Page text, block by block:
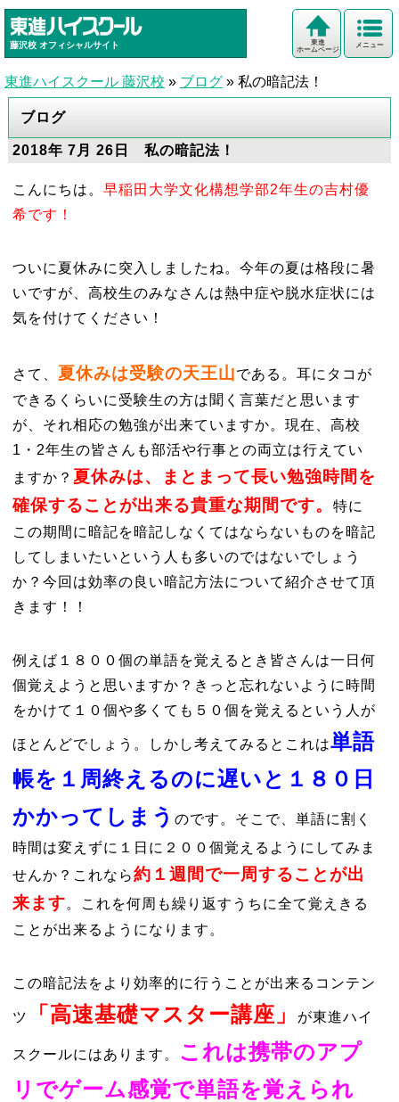
藤沢校 オフィシャルサイト メニュー
東進
ホームページ
東進ハイスクール 藤沢校 » ブログ » 私の暗記法！
ブログ
2018年 7月 26日 私の暗記法！
こんにちは。 早稲田大学文化構想学部2年生の吉村優
希です！
ついに夏休みに突入しましたね。今年の夏は格段に暑
いですが、高校生のみなさんは熱中症や脱水症状には
気を付けてください！
さて、 夏休みは受験の天王山である。耳にタコが
できるくらいに受験生の方は聞く言葉だと思います
が、それ相応の勉強が出来ていますか。現在、高校
1・2年生の皆さんも部活や行事との両立は行えてい
ますか？ 夏休みは、まとまって長い勉強時間を
確保することが出来る貴重な期間です。
特に
この期間に暗記を暗記しなくてはならないものを暗記
してしまいたいという人も多いのではないでしょう
か？今回は効率の良い暗記方法について紹介させて頂
きます！！
例えば１８００個の単語を覚えるとき皆さんは一日何
個覚えようと思いますか？きっと忘れないように時間
をかけて１０個や多くても５０個を覚えるという人が
ほとんどでしょう。しかし考えてみるとこれは単語
帳を１周終えるのに遅いと１８０日
かかってしまう のです。そこで、単語に割く
時間は変えずに１日に２００個覚えるようにしてみま
せんか？これなら約１週間で一周することが出
来ます。これを何周も繰り返すうちに全て覚えきる
ことが出来るようになります。
この暗記法をより効率的に行うことが出来るコンテン
ツ 「高速基礎マスター講座」 が東進ハイ
スクールにはあります。
これは携帯のアプ
リでゲーム感覚で単語を覚えられ